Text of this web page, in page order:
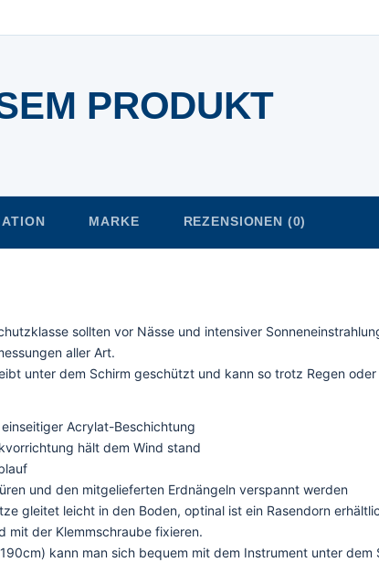
PRODUKT
MARKE REZENSIONEN (0)
sollten vor Nässe und intensiver
aller Art.
unter dem Schirm geschützt und kann so trotz Regen
Acrylat-Beschichtung
hält dem Wind stand
und den mitgelieferten Erdnängeln verspannt werden
gleitet leicht in den Boden, optinal ist ein Rasendorn
mit der Klemmschraube fixieren.
kann man sich bequem mit dem Instrument unter dem